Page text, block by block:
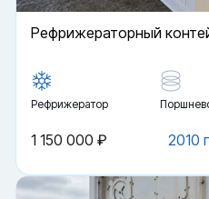
Рефрижераторный
Рефрижератор
2010
1 150 000 ₽